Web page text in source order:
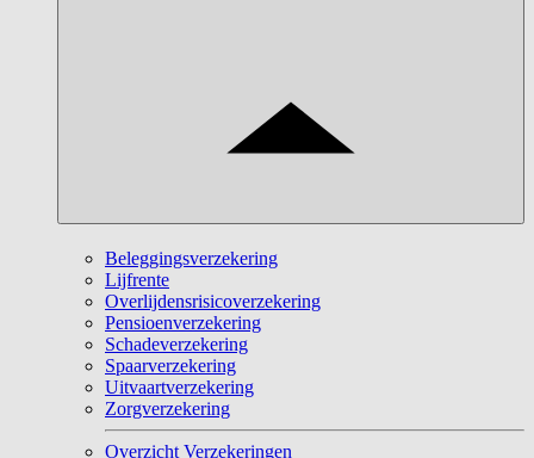
Beleggingsverzekering
Lijfrente
Overlijdensrisicoverzekering
Pensioenverzekering
Schadeverzekering
Spaarverzekering
Uitvaartverzekering
Zorgverzekering
Overzicht Verzekeringen